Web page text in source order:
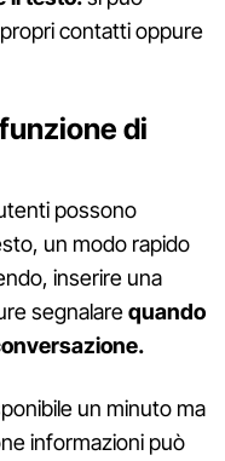
contatti oppure
di
possono
un modo rapido
inserire una
segnalarequando
un minuto ma
informazioni può